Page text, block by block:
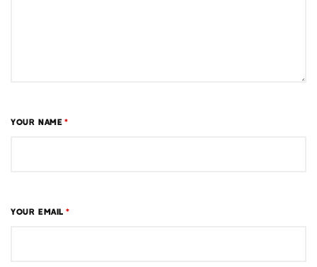
YOUR NAME *
YOUR EMAIL *